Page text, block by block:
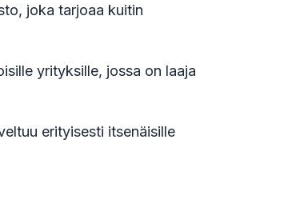
joka tarjoaa kuitin
yrityksille, jossa on laaja
erityisesti itsenäisille